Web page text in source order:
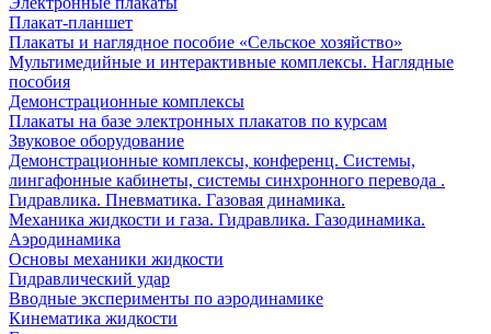
Плакат-планшет
Плакаты и наглядное пособие «Сельское хозяйство»
Мультимедийные и интерактивные комплексы. Наглядные
пособия
Демонстрационные комплексы
Плакаты на базе электронных плакатов по курсам
Звуковое оборудование
Демонстрационные комплексы, конференц. Системы,
лингафонные кабинеты, системы синхронного перевода .
Гидравлика. Пневматика. Газовая динамика.
Механика жидкости и газа. Гидравлика. Газодинамика.
Аэродинамика
Основы механики жидкости
Гидравлический удар
Вводные эксперименты по аэродинамике
Кинематика жидкости